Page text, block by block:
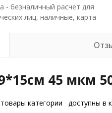
- безналичный расчет для
лиц, наличные, карта
45 мкм
категории
доступны в